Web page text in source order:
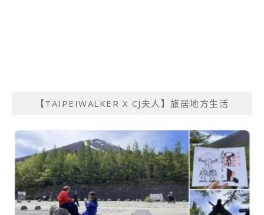
【TAIPEIWALKER X CJ夫人】旅居地方生活